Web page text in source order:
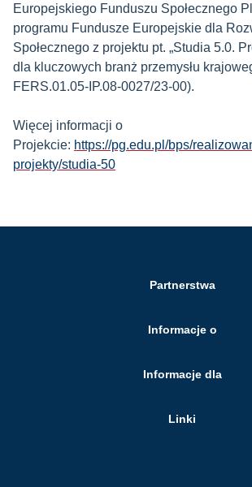
Europejskiego Funduszu Społecznego
programu Fundusze Europejskie dla
Społecznego z projektu pt. „Studia 5.0.
dla kluczowych branż przemysłu
FERS.01.05-IP.08-0027/23-00).
Więcej informacji o
Projekcie: https://pg.edu.pl/bps/
projekty/studia-50
Partnerstwa
Informacje o
Informacje dla
Linki